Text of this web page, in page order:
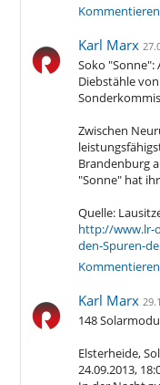
Kommentieren
Karl Marx
Soko "Sonne":
Diebstähle
Zwischen
Brandenburg
"Sonne" hat
Quelle:
http://www.lr-
den-Spuren-
Kommentieren
Karl Marx
148
Elsterheide,
24.09.2013,